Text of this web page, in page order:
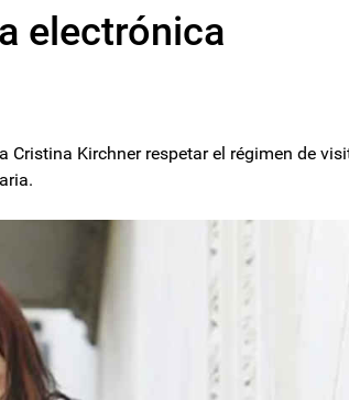
electrónica
Cristina Kirchner respetar el régimen de